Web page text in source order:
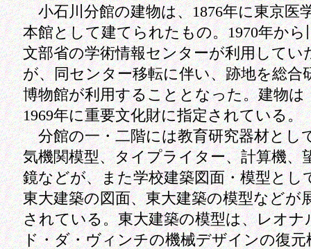
小石川分館の建物は、1876年に東京医
本館として建てられたもの。1970年から
文部省の学術情報センターが利用してい
が、同センター移転に伴い、跡地を総合
博物館が利用することとなった。建物は
1969年に重要文化財に指定されている。
分館の一・二階には教育研究器材とし
気機関模型、タイプライター、計算機、
鏡などが、また学校建築図面・模型とし
東大建築の図面、東大建築の模型などが
されている。東大建築の模型は、レオナ
ド・ダ・ヴィンチの機械デザインの復元